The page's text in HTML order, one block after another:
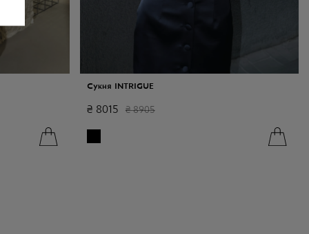
Сукня INTRIGUE
₴ 8015 ₴ 8905